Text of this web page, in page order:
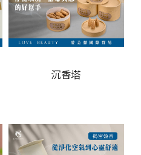
沉香塔